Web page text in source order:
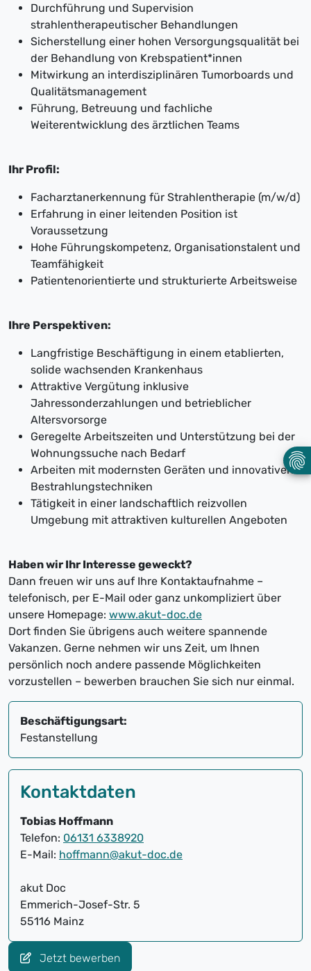
Durchführung und Supervision
strahlentherapeutischer Behandlungen
Sicherstellung einer hohen Versorgungsqualität bei
der Behandlung von Krebspatient*innen
Mitwirkung an interdisziplinären Tumorboards und
Qualitätsmanagement
Führung, Betreuung und fachliche
Weiterentwicklung des ärztlichen Teams
Ihr Profil:
Facharztanerkennung für Strahlentherapie (m/w/d)
Erfahrung in einer leitenden Position ist
Voraussetzung
Hohe Führungskompetenz, Organisationstalent und
Teamfähigkeit
Patientenorientierte und strukturierte Arbeitsweise
Ihre Perspektiven:
Langfristige Beschäftigung in einem etablierten,
solide wachsenden Krankenhaus
Attraktive Vergütung inklusive
Jahressonderzahlungen und betrieblicher
Altersvorsorge
Geregelte Arbeitszeiten und Unterstützung bei der
Wohnungssuche nach Bedarf
Arbeiten mit modernsten Geräten und innovativen
Bestrahlungstechniken
Tätigkeit in einer landschaftlich reizvollen
Umgebung mit attraktiven kulturellen Angeboten
Haben wir Ihr Interesse geweckt?
Dann freuen wir uns auf Ihre Kontaktaufnahme –
telefonisch, per E-Mail oder ganz unkompliziert über
unsere Homepage: www.akut-doc.de
Dort finden Sie übrigens auch weitere spannende
Vakanzen. Gerne nehmen wir uns Zeit, um Ihnen
persönlich noch andere passende Möglichkeiten
vorzustellen – bewerben brauchen Sie sich nur einmal.
Beschäftigungsart:
Festanstellung
Kontaktdaten
Tobias Hoffmann
Telefon: 06131 6338920
E-Mail: hoffmann@akut-doc.de
akut Doc
Emmerich-Josef-Str. 5
55116 Mainz
Jetzt bewerben